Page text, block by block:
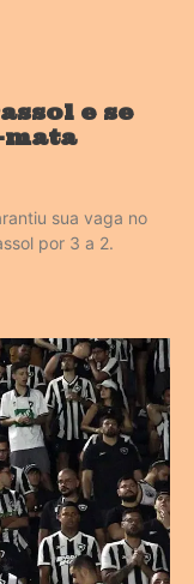
e se
sua vaga no
por 3 a 2.